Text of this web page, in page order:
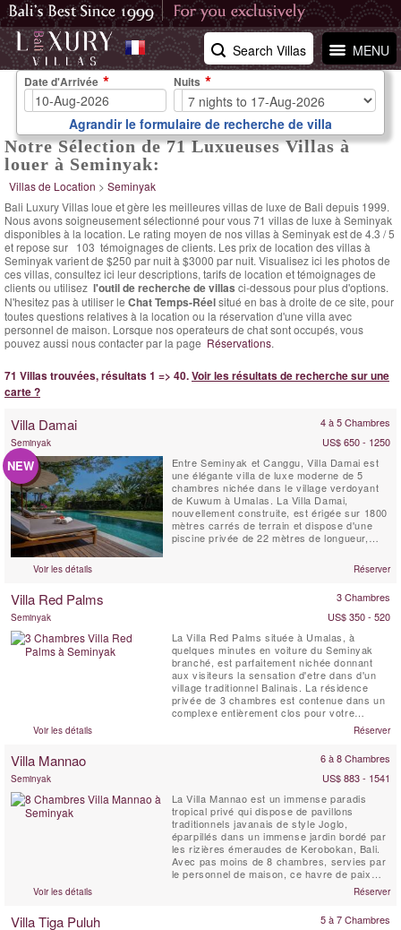
MENU
Search Villas
Notre Sélection de 71 Luxueuses Villas à
louer à Seminyak:
Villas de Location > Seminyak
Bali Luxury Villas loue et gère les meilleures villas de luxe de Bali depuis 1999.
Nous avons soigneusement sélectionné pour vous 71 villas de luxe à Seminyak
disponibles à la location. Le rating moyen de nos villas à Seminyak est de 4.3 /5
et repose sur 103 témoignages de clients. Les prix de location des villas à
Seminyak varientde $250 par nuità $3000 par nuit. Visualisez ici les photos de
ces villas, consultez ici leur descriptions, tarifs de location et témoignages de
clients ou utilisez l'outil de recherche de villas ci-dessous pour plus d'options.
N'hesitez pas à utiliser le Chat Temps-Réelsitué en bas à droite de ce site, pour
toutes questions relatives à la location ou la réservation d'une villa avec
personnel de maison. Lorsque nos operateurs de chat sont occupés, vous
pouvez aussi nous contacter par la page Réservations.
71 Villas trouvées, résultats 1 => 40.Voir les résultats de recherche sur une
carte ?
Villa Damai 4 à 5 Chambres
Seminyak US$ 650 - 1250
NEW
Entre Seminyak et Canggu, Villa Damai est
une élégante villa de luxe moderne de 5
chambres nichée dans le village verdoyant
de Kuwum à Umalas. La Villa Damai,
nouvellement construite, est érigée sur 1800
mètres carrés de terrain et dispose d'une
piscine privée de 22 mètres de longueur,
surplombant des champs de riz naturels.
Voir les détails Réserver
Villa Red Palms 3 Chambres
Seminyak
US$ 350 - 520
La Villa Red Palms située à Umalas, à
quelques minutes en voiture du Seminyak
branché, est parfaitement nichée donnant
aux visiteurs la sensation d'etre dans d'un
village traditionnel Balinais. La résidence
privée de 3 chambres est contenue dans un
complexe entièrement clos pour votre
confort et votre sécurité. Les trois suites de
la villa possèdent chacune une salle de bain
Voir les détails Réserver
Villa Mannao 6 à 8 Chambres
Seminyak
US$ 883 - 1541
La Villa Mannao est un immense paradis
tropical privé qui dispose de pavillons
traditionnels javanais de style Joglo,
éparpillés dans un immense jardin bordé par
les rizières émeraudes de Kerobokan, Bali.
Avec pas moins de 8 chambres, servies par
le personnel de maison, ce havre de paix
pour les vacances est conçu pour des
familles nombreuses ou des groupes d'amis,
calme, tout en restant proche de la
Voir les détails Réserver
Villa Tiga Puluh 5 à 7 Chambres
Date d'Arrivée Nuits
Agrandir le formulaire de recherche de villa